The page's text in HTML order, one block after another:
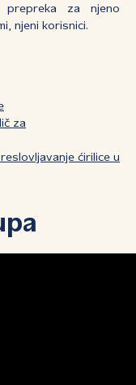
prepreka za njeno
njeni korisnici.
za
ćirilice u